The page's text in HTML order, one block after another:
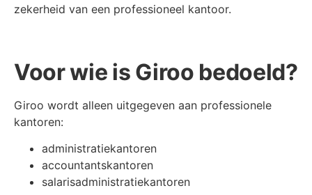
zekerheid van een professioneel kantoor.
Voor wie is Giroo bedoeld?
Giroo wordt alleen uitgegeven aan professionele
kantoren:
administratiekantoren
accountantskantoren
salarisadministratiekantoren